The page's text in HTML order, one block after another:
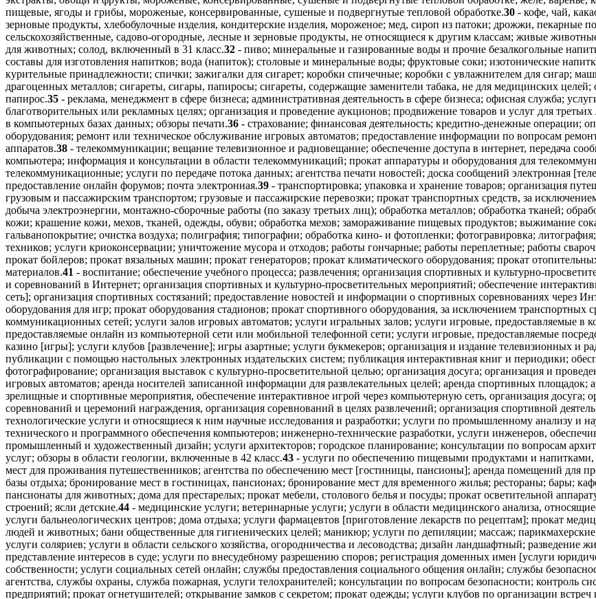
пищевые, ягоды и грибы, мороженые, консервированные, сушеные и подвергнутые тепловой обработке.30 - кофе, чай,
зерновые продукты, хлебобулочные изделия, кондитерские изделия, мороженое; мед, сироп из патоки; дрожжи, пекарные
сельскохозяйственные, садово-огородные, лесные и зерновые продукты, не относящиеся к другим классам; живые
для животных; солод, включенный в 31 класс.32 - пиво; минеральные и газированные воды и прочие безалкогольные
составы для изготовления напитков; вода (напиток); столовые и минеральные воды; фруктовые соки; изотонические
курительные принадлежности; спички; зажигалки для сигарет; коробки спичечные; коробки с увлажнителем для сигар;
драгоценных металлов; сигареты, сигары, папиросы; сигареты, содержащие заменители табака, не для медицинских
папирос.35 - реклама, менеджмент в сфере бизнеса; административная деятельность в сфере бизнеса; офисная служба;
благотворительных или рекламных целях; организация и проведение аукционов; продвижение товаров и услуг для
в компьютерных базах данных; обзоры печати.36 - страхование; финансовая деятельность; кредитно-денежные операции;
оборудования; ремонт или техническое обслуживание игровых автоматов; предоставление информации по вопросам
аппаратов.38 - телекоммуникации; вещание телевизионное и радиовещание; обеспечение доступа в интернет, передача
компьютера; информация и консультации в области телекоммуникаций; прокат аппаратуры и оборудования для
телекоммуникационные; услуги по передаче потока данных; агентства печати новостей; доска сообщений электронная
предоставление онлайн форумов; почта электронная.39 - транспортировка; упаковка и хранение товаров; организация
грузовым и пассажирским транспортом; грузовые и пассажирские перевозки; прокат транспортных средств, за
добыча электроэнергии, монтажно-сборочные работы (по заказу третьих лиц); обработка металлов; обработка тканей;
кожи; крашение кожи, мехов, тканей, одежды, обуви; обработка мехов; замораживание пищевых продуктов; выжимание
гальванопокрытие; очистка воздуха; полиграфия; типографии; обработка кино- и фотопленки; фотогравировка;
техников; услуги криоконсервации; уничтожение мусора и отходов; работы гончарные; работы переплетные; работы
прокат бойлеров; прокат вязальных машин; прокат генераторов; прокат климатического оборудования; прокат
материалов.41 - воспитание; обеспечение учебного процесса; развлечения; организация спортивных и культурно-
и соревнований в Интернет; организация спортивных и культурно-просветительных мероприятий; обеспечение
сеть]; организация спортивных состязаний; предоставление новостей и информации о спортивных соревнованиях через
оборудования для игр; прокат оборудования стадионов; прокат спортивного оборудования, за исключением транспортных
коммуникационных сетей; услуги залов игровых автоматов; услуги игральных залов; услуги игровые, предоставляемые в
предоставляемые онлайн из компьютерной сети или мобильной телефонной сети; услуги игровые, предоставляемые
казино [игры]; услуги клубов [развлечение]; игры азартные; услуги букмекеров; организация и издание телевизионных и
публикации с помощью настольных электронных издательских систем; публикация интерактивная книг и периодики;
фотографирование; организация выставок с культурно-просветительной целью; организация досуга; организация и
игровых автоматов; аренда носителей записанной информации для развлекательных целей; аренда спортивных
зрелищные и спортивные мероприятия, обеспечение интерактивное игрой через компьютерную сеть, организация досуга;
соревнований и церемоний награждения, организация соревнований в целях развлечений; организация спортивной
технологические услуги и относящиеся к ним научные исследования и разработки; услуги по промышленному анализу и
технического и программного обеспечения компьютеров; инженерно-технические разработки, услуги инженеров,
промышленный и художественный дизайн; услуги архитекторов; городское планирование; консультации по вопросам
услуг; обзоры в области геологии, включенные в 42 класс.43 - услуги по обеспечению пищевыми продуктами и
мест для проживания путешественников; агентства по обеспечению мест [гостиницы, пансионы]; аренда помещений для
базы отдыха; бронирование мест в гостиницах, пансионах; бронирование мест для временного жилья; рестораны; бары;
пансионаты для животных; дома для престарелых; прокат мебели, столового белья и посуды; прокат осветительной
строений; ясли детские.44 - медицинские услуги; ветеринарные услуги; услуги в области медицинского анализа,
услуги бальнеологических центров; дома отдыха; услуги фармацевтов [приготовление лекарств по рецептам]; прокат
людей и животных; бани общественные для гигиенических целей; маникюр; услуги по депиляции; массаж;
услуги соляриев; услуги в области сельского хозяйства, огородничества и лесоводства; дизайн ландшафтный; разведение
представление интересов в суде; услуги по внесудебному разрешению споров; регистрация доменных имен [услуги
собственности; услуги социальных сетей онлайн; службы предоставления социального общения онлайн; службы
агентства, службы охраны, служба пожарная, услуги телохранителей; консультации по вопросам безопасности; контроль
предприятий; прокат огнетушителей; открывание замков с секретом; прокат одежды; услуги клубов по организации